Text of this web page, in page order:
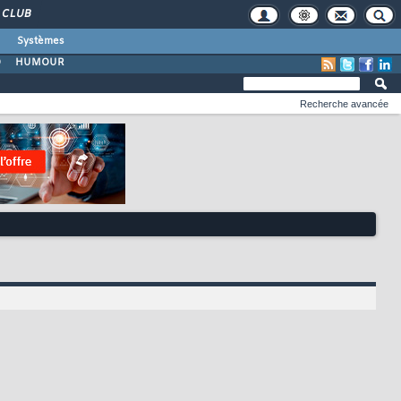
CLUB
Systèmes
HUMOUR
Recherche avancée